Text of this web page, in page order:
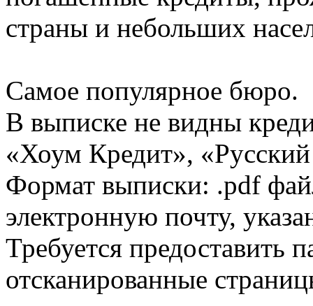
страны и небольших
Самое популярное бюро.
В выписке не видны
«Хоум Кредит»,
Формат выписки: .pdf
электронную почту,
Требуется предоставить
отсканированные